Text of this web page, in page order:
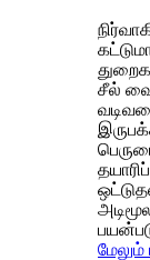
சீல்
மேலும்